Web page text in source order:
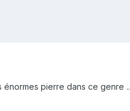
pierre dans ce genre ..